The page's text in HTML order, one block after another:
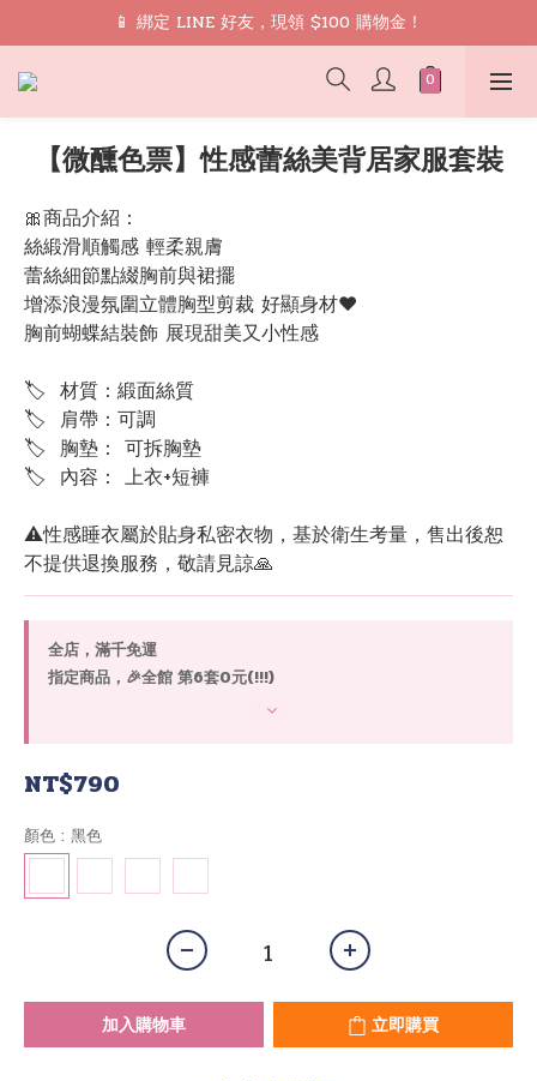
🎁 禮遇： 加入會員領取 9 折 優惠券再免運
📱 綁定 LINE 好友，現領 $100 購物金！
🎁 禮遇： 加入會員領取 9 折 優惠券再免運
【微醺色票】性感蕾絲美背居家服套裝
🎀商品介紹：
絲緞滑順觸感 輕柔親膚
蕾絲細節點綴胸前與裙擺
增添浪漫氛圍立體胸型剪裁 好顯身材♥
胸前蝴蝶結裝飾 展現甜美又小性感
🏷  材質：緞面絲質
🏷  肩帶：可調
🏷  胸墊： 可拆胸墊
🏷  內容： 上衣+短褲
⚠️性感睡衣屬於貼身私密衣物，基於衛生考量，售出後恕
不提供退換服務，敬請見諒🙏
全店，滿千免運
指定商品，🎉全館 第6套0元(!!!)
NT$790
顏色 : 黑色
加入購物車 立即購買